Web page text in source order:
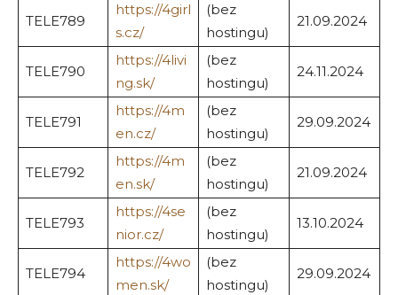
TELE789
https://4girl
s.cz/
(bez
hostingu)
21.09.2024
TELE790
https://4livi
ng.sk/
(bez
hostingu)
24.11.2024
TELE791
https://4m
en.cz/
(bez
hostingu)
29.09.2024
TELE792
https://4m
en.sk/
(bez
hostingu)
21.09.2024
TELE793
https://4se
nior.cz/
(bez
hostingu)
13.10.2024
TELE794
https://4wo
men.sk/
(bez
hostingu)
29.09.2024